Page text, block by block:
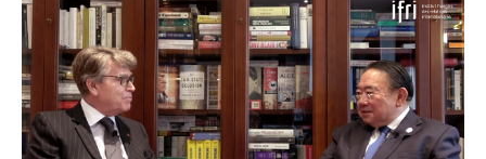
principale
médiatique